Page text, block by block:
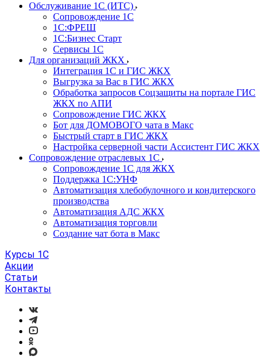
Обслуживание 1С (ИТС)
Сопровождение 1С
1С:ФРЕШ
1С:Бизнес Старт
Сервисы 1С
Для организаций ЖКХ
Интеграция 1С и ГИС ЖКХ
Выгрузка за Вас в ГИС ЖКХ
Обработка запросов Соцзащиты на портале ГИС
ЖКХ по АПИ
Сопровождение ГИС ЖКХ
Бот для ДОМОВОГО чата в Макс
Быстрый старт в ГИС ЖКХ
Настройка серверной части Ассистент ГИС ЖКХ
Сопровождение отраслевых 1С
Сопровождение 1С для ЖКХ
Поддержка 1С:УНФ
Автоматизация хлебобулочного и кондитерского
производства
Автоматизация АДС ЖКХ
Автоматизация торговли
Создание чат бота в Макс
Курсы 1С
Акции
Статьи
Контакты